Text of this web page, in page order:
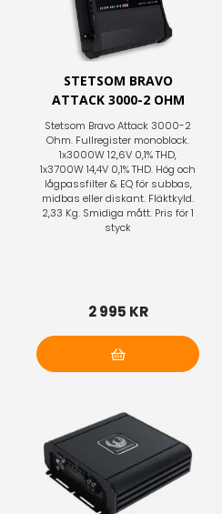
STETSOM BRAVO
ATTACK 3000-2 OHM
Stetsom Bravo Attack 3000-2
Ohm. Fullregister monoblock.
1x3000W 12,6V 0,1% THD,
1x3700W 14,4V 0,1% THD. Hög och
lågpassfilter & EQ för subbas,
midbas eller diskant. Fläktkyld.
2,33 Kg. Smidiga mått. Pris för 1
styck
2 995 KR